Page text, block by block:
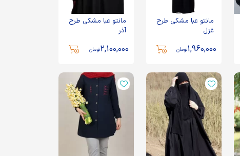
مانتو عبا مشکی طرح
غزل
1,960,000تومان
مانتو عبا مشکی طرح
آذر
2,100,000تومان